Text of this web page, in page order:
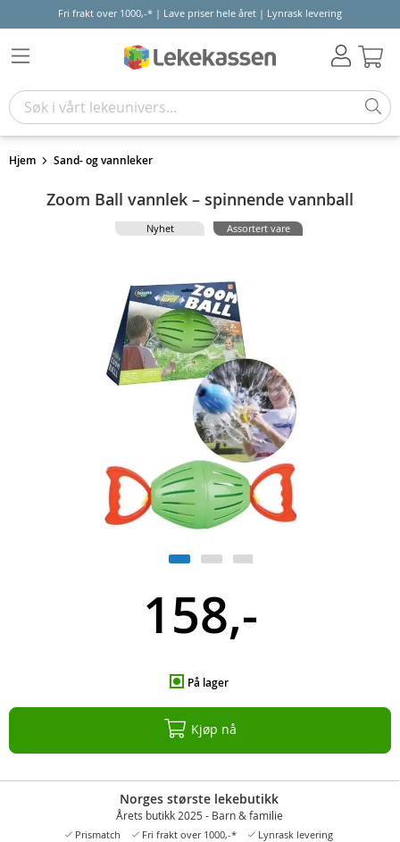
Fri frakt over 1000,-* | Lave priser hele året | Lynrask levering
Hjem Sand- og vannleker
Zoom Ball vannlek – spinnende vannball
Nyhet Assortert vare
158,-
På lager
Kjøp nå
Norges største lekebutikk
Årets butikk 2025 - Barn & familie
Prismatch Fri frakt over 1000,-* Lynrask levering